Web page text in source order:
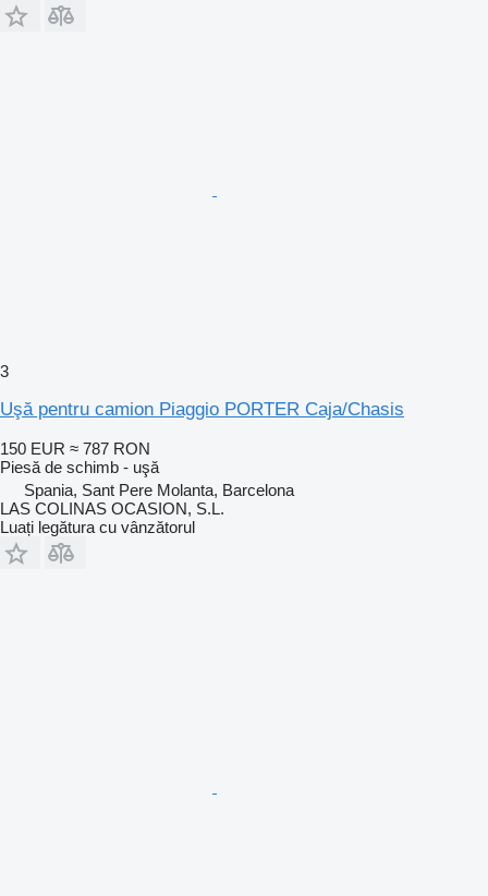
3
Uşă pentru camion Piaggio PORTER Caja/Chasis
150 EUR ≈ 787 RON
Piesă de schimb - uşă
Spania, Sant Pere Molanta, Barcelona
LAS COLINAS OCASION, S.L.
Luați legătura cu vânzătorul